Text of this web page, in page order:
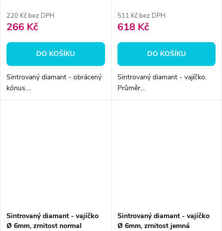
220 Kč bez DPH
266 Kč
DO KOŠÍKU
Sintrovaný diamant - obrácený
kónus....
511 Kč bez DPH
618 Kč
DO KOŠÍKU
Sintrovaný diamant - vajíčko.
Průměr...
Sintrovaný diamant - vajíčko
Ø 6mm, zrnitost normal
Sintrovaný diamant - vajíčko
Ø 6mm, zrnitost jemná